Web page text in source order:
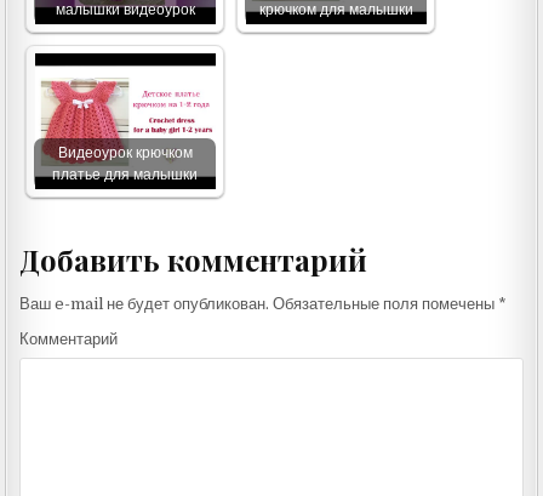
малышки видеоурок
крючком для малышки
Видеоурок крючком
платье для малышки
Добавить комментарий
Ваш e-mail не будет опубликован. Обязательные поля помечены *
Комментарий